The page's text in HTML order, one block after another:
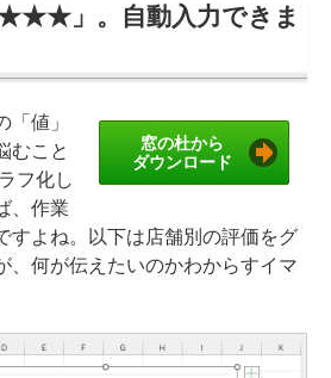
」。自動入力できま
窓の杜から
ダウンロード
値」
むこと
フ化し
、作業
すよね。以下は店舗別の評価をグ
、何が伝えたいのかわからすイマ